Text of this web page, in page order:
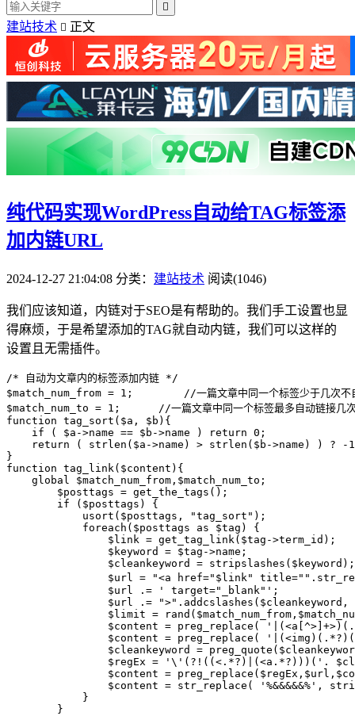

建站技术  正文
纯代码实现WordPress自动给TAG标签添
加内链URL
2024-12-27 21:04:08 分类： 建站技术 阅读(1046)
我们应该知道，内链对于SEO是有帮助的。我们手工设置也显
得麻烦，于是希望添加的TAG就自动内链，我们可以这样的
设置且无需插件。
/* 自动为文章内的标签添加内链 */
$match_num_from = 1;        //一篇文章中同一个标签少于几次不自
$match_num_to = 1;      //一篇文章中同一个标签最多自动链接几次
function tag_sort($a, $b){
    if ( $a->name == $b->name ) return 0;
return ( strlen($a->name) > strlen($b->name) ) ? -
}
function tag_link($content){
    global $match_num_from,$match_num_to;
        $posttags = get_the_tags();
        if ($posttags) {
            usort($posttags, "tag_sort");
            foreach($posttags as $tag) {
                $link = get_tag_link($tag->term_id);
                $keyword = $tag->name;
                $cleankeyword = stripslashes($keyword);
$url = "<a href="$link"
                $url .= ' target="_blank"';
$url .= ">".addcslashes($cleankeyword,
$limit =
$content = preg_replace(
$content = preg_replace(
$cleankeyword =
$regEx = '\'(?!((<.*?)|(<a.*?)))('.
$content =
$content = str_replace( '%&&&&&%',
            }
        }